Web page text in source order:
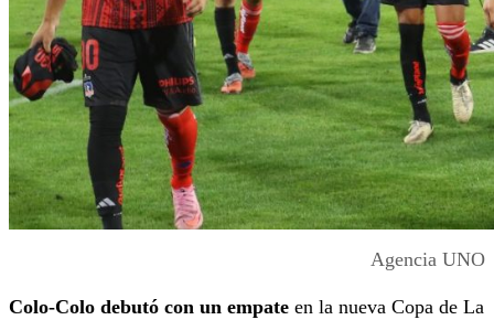
Agencia UNO
Colo-Colo debutó con un empate en la nueva Copa de La